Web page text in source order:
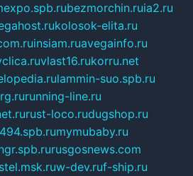
bezmorchin.ruia2.ru
kolosok-elita.ru
insiam.ruavegainfo.ru
vlast16.rukorru.net
lammin-suo.spb.ru
running-line.ru
rust-loco.rudugshop.ru
mymubaby.ru
rusgosnews.com
w-dev.ruf-ship.ru